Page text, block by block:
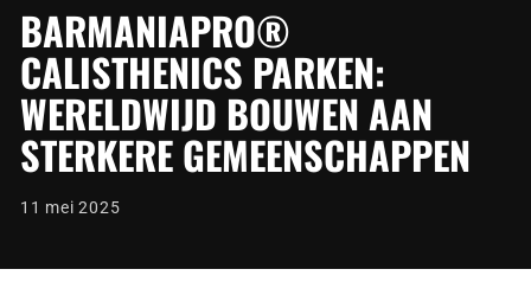
BARMANIAPRO®
CALISTHENICS PARKEN:
WERELDWIJD BOUWEN AAN
STERKERE GEMEENSCHAPPEN
11 mei 2025